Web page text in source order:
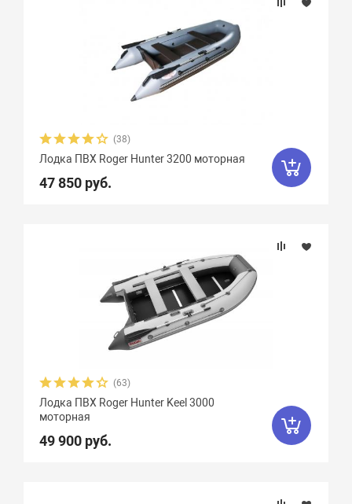
Грузоподъемность
Тип дна
Максимальная мощность мотора, л.с.
Вид транца
(38)
Лодка ПВХ Roger Hunter 3200 моторная
47 850 руб.
(63)
Лодка ПВХ Roger Hunter Keel 3000
моторная
49 900 руб.